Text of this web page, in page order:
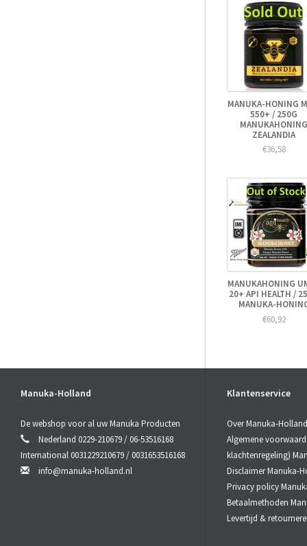
MANUKA-HONING
550+ / 250G
ZEALANDIA
€36,58
MANUKAHONING
20+ API HEALTH /
MANUKA-
€60,92
Manuka-Holland
De webshop voor al uw Manuka Producten
Nederland 0229-210679 / 06-53516168
International 0031229210679 / 0031653516168
info@manuka-holland.nl
Klantenservice
Over Manuka-Holland
Algemene
klachtenregeling)
Disclaimer Manuka-
Privacy policy
Betaalmethoden
Levertijd &